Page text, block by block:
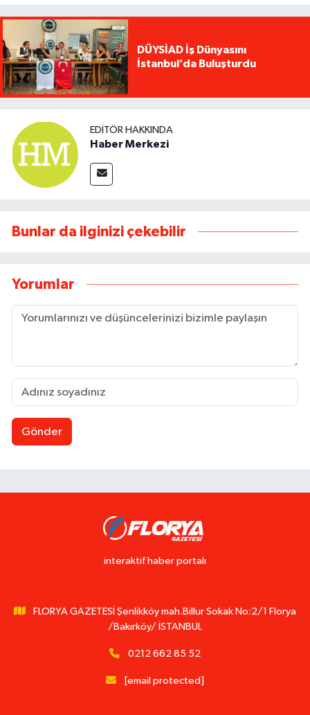
DÜYSİAD İş Dünyasını
İstanbul’da Buluşturdu
EDITÖR HAKKINDA
Haber Merkezi
Bunlar da ilginizi çekebilir
Yorumlar
Gönder
interaktif haber portalı
FLORYA GAZETESİ Şenlikköy mah.Billur Sokak No:2/1 Florya
/Bakırköy/ İSTANBUL
0212 662 85 52
[email protected]